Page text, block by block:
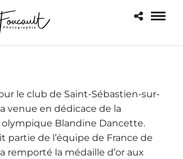
le club de Saint-Sébastien-sur-
venue en dédicace de la
Blandine Dancette.
partie de l’équipe de France de
remporté la médaille d’or aux